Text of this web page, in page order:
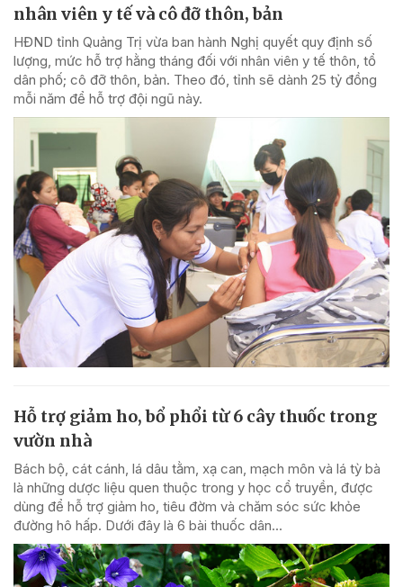
nhân viên y tế và cô đỡ thôn, bản
HĐND tỉnh Quảng Trị vừa ban hành Nghị quyết quy định số
lượng, mức hỗ trợ hằng tháng đối với nhân viên y tế thôn, tổ
dân phố; cô đỡ thôn, bản. Theo đó, tỉnh sẽ dành 25 tỷ đồng
mỗi năm để hỗ trợ đội ngũ này.
Hỗ trợ giảm ho, bổ phổi từ 6 cây thuốc trong
vườn nhà
Bách bộ, cát cánh, lá dâu tằm, xạ can, mạch môn và lá tỳ bà
là những dược liệu quen thuộc trong y học cổ truyền, được
dùng để hỗ trợ giảm ho, tiêu đờm và chăm sóc sức khỏe
đường hô hấp. Dưới đây là 6 bài thuốc dân...